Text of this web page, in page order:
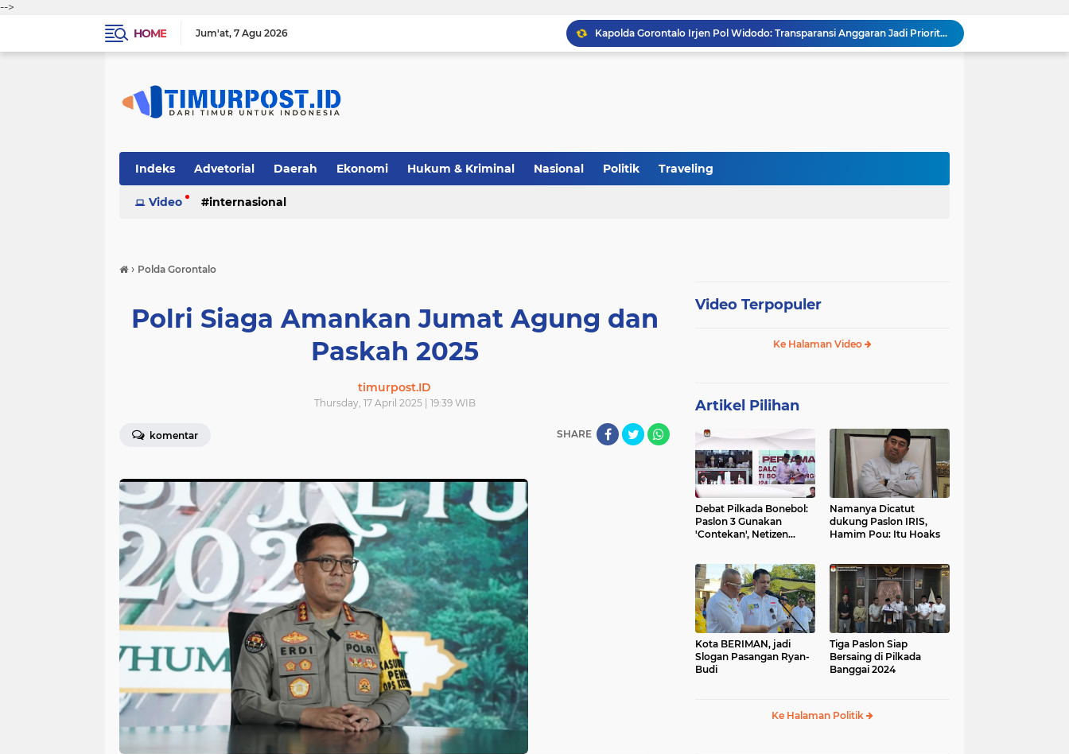
-->
HOME
Jum'at 7 Agu 2026
Kapolda Gorontalo Irjen Pol Widodo: Transparansi Anggaran Jadi Prioritas Utama
Raja Admaja Raih Tiga Gelar Juara Billiard 2025, Konsisten Juara di Lima Turnamen Jakarta
Gubernur dan Kapolda Gorontalo Kompak Dorong Percepatan Embarkasi Haji Penuh
Indeks Advetorial Daerah Ekonomi Hukum & Kriminal Nasional Politik Traveling
Video internasional
› Polda Gorontalo
Polri Siaga Amankan Jumat Agung dan
Paskah 2025
timurpost.ID
Thursday, 17 April 2025 | 19:39 WIB
komentar SHARE
Video Terpopuler
Ke Halaman Video
Artikel Pilihan
Debat Pilkada Bonebol:
Paslon 3 Gunakan
'Contekan', Netizen
Namanya Dicatut
dukung Paslon IRIS,
Hamim Pou: Itu Hoaks
Kota BERIMAN, jadi
Slogan Pasangan Ryan-
Budi
Tiga Paslon Siap
Bersaing di Pilkada
Banggai 2024
Ke Halaman Politik